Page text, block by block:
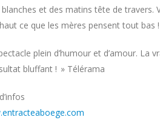
et des matins tête de travers.
ce que les mères pensent tout bas !
plein d’humour et d’amour. La
bluffant ! » Télérama